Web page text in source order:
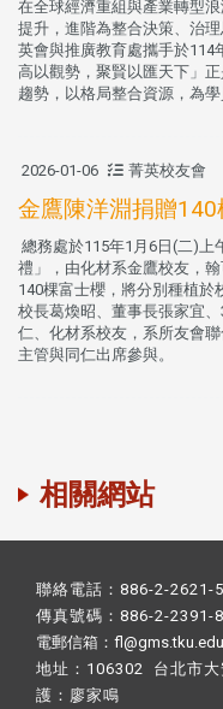
在全球經濟重組與產業轉型
提升，進階為整合決策、治
英會與推廣教育處攜手於114
高以觀勢，聚賢以匯天下」
趨勢，以格局整合資源，為
2026-01-06 菁英校友會
金鷹陳洋淵捐贈
總務處於115年1月6日(二)上
禮」，由化材系金鷹校友，
140棵富士櫻，將分別種植於
校長葛煥昭、董事長張家宜
仁、化材系校友，系所友會
主管與同仁出席參與。
相關網站
聯絡電話：886-2-2621-
傳真號碼：886-2-2391-
電郵信箱：
地址：106302 台北市
護： 廖家鳴​